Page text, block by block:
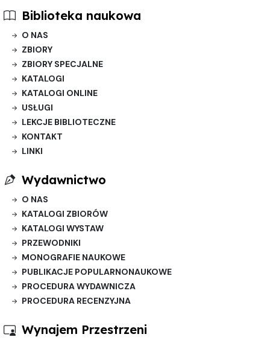
Biblioteka naukowa
O NAS
ZBIORY
ZBIORY SPECJALNE
KATALOGI
KATALOGI ONLINE
USŁUGI
LEKCJE BIBLIOTECZNE
KONTAKT
LINKI
Wydawnictwo
O NAS
KATALOGI ZBIORÓW
KATALOGI WYSTAW
PRZEWODNIKI
MONOGRAFIE NAUKOWE
PUBLIKACJE POPULARNONAUKOWE
PROCEDURA WYDAWNICZA
PROCEDURA RECENZYJNA
Wynajem Przestrzeni